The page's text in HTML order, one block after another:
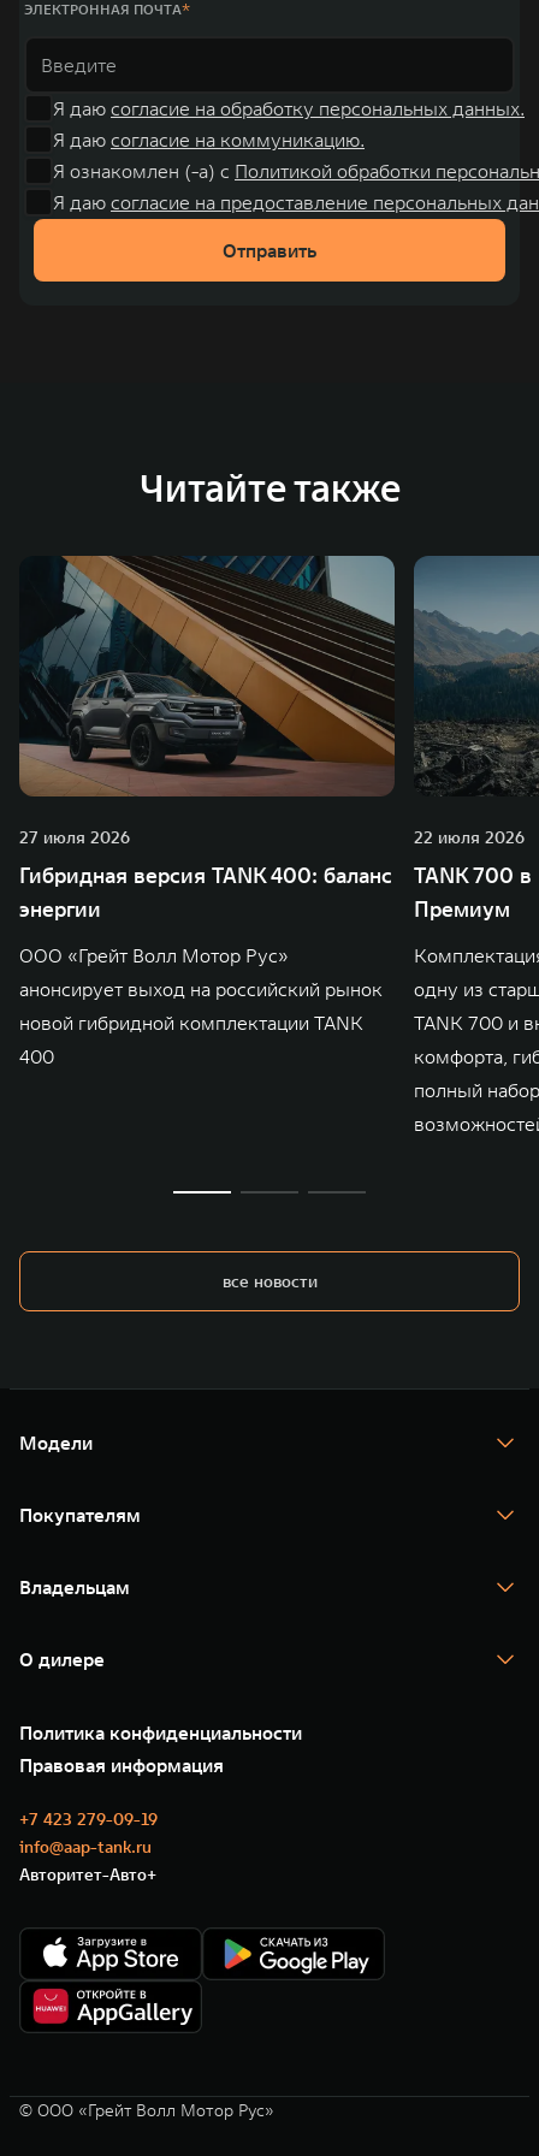
ЭЛЕКТРОННАЯ ПОЧТА
Я даю согласие на обработку персональных данных.
Я даю согласие на коммуникацию.
Я ознакомлен (-а) с Политикой обработки
Я даю согласие на предоставление персональных
Отправить
Читайте также
27 июля 2026
Гибридная версия TANK 400: баланс
энергии
ООО «Грейт Волл Мотор Рус»
анонсирует выход на российский рынок
новой гибридной комплектации TANK
400
22 июля 2026
TANK 700 в
Премиум
одну из
TANK 700 и
комфорта,
полный
все новости
Модели
TANK 400
TANK 500
Покупателям
Тест-драйв
TANK Финансы
Корпоративным клиентам
Зарядные станции
Владельцам
Помощь на дороге
Новые цифровые сервисы TANK
Сервис
Нулевое ТО
Моторные масла
О дилере
35 лет GWM
GWM ТЕХ ДЕНЬ
Новости
Политика конфиденциальности
Правовая информация
+7 423 279-09-19
info@aap-tank.ru
Авторитет-Авто+
© ООО «Грейт Волл Мотор Рус»